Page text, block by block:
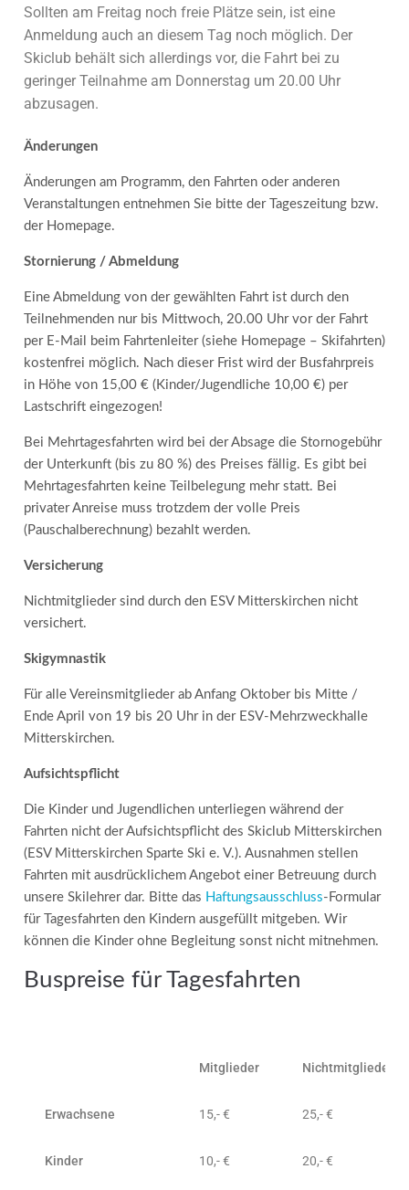
Sollten am Freitag noch freie Plätze sein, ist eine
Anmeldung auch an diesem Tag noch möglich. Der
Skiclub behält sich allerdings vor, die Fahrt bei zu
geringer Teilnahme am Donnerstag um 20.00 Uhr
abzusagen.
Änderungen
Änderungen am Programm, den Fahrten oder anderen
Veranstaltungen entnehmen Sie bitte der Tageszeitung bzw.
der Homepage.
Stornierung / Abmeldung
Eine Abmeldung von der gewählten Fahrt ist durch den
Teilnehmenden nur bis Mittwoch, 20.00 Uhr vor der Fahrt
per E-Mail beim Fahrtenleiter (siehe Homepage – Skifahrten)
kostenfrei möglich. Nach dieser Frist wird der Busfahrpreis
in Höhe von 15,00 € (Kinder/Jugendliche 10,00 €) per
Lastschrift eingezogen!
Bei Mehrtagesfahrten wird bei der Absage die Stornogebühr
der Unterkunft (bis zu 80 %) des Preises fällig. Es gibt bei
Mehrtagesfahrten keine Teilbelegung mehr statt. Bei
privater Anreise muss trotzdem der volle Preis
(Pauschalberechnung) bezahlt werden.
Versicherung
Nichtmitglieder sind durch den ESV Mitterskirchen nicht
versichert.
Skigymnastik
Für alle Vereinsmitglieder ab Anfang Oktober bis Mitte /
Ende April von 19 bis 20 Uhr in der ESV-Mehrzweckhalle
Mitterskirchen.
Aufsichtspflicht
Die Kinder und Jugendlichen unterliegen während der
Fahrten nicht der Aufsichtspflicht des Skiclub Mitterskirchen
(ESV Mitterskirchen Sparte Ski e. V.). Ausnahmen stellen
Fahrten mit ausdrücklichem Angebot einer Betreuung durch
unsere Skilehrer dar. Bitte das Haftungsausschluss-Formular
für Tagesfahrten den Kindern ausgefüllt mitgeben. Wir
können die Kinder ohne Begleitung sonst nicht mitnehmen.
Buspreise für Tagesfahrten
Mitglieder Nichtmitglieder
Erwachsene 15,- € 25,- €
Kinder 10,- € 20,- €